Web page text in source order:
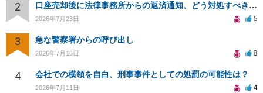
2 口座売却後に法律事務所からの返済通知、どう対処すべきか？
2026年7月23日 5
3 急な警察署からの呼び出し
2026年7月16日 8
4 会社での横領を自白、刑事事件としての処罰の可能性は？
2026年7月11日 4